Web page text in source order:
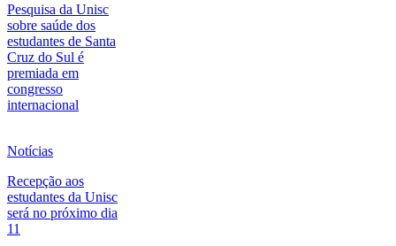
Pesquisa da Unisc
sobre saúde dos
estudantes de Santa
Cruz do Sul é
premiada em
congresso
internacional
Notícias
Recepção aos
estudantes da Unisc
será no próximo dia
11